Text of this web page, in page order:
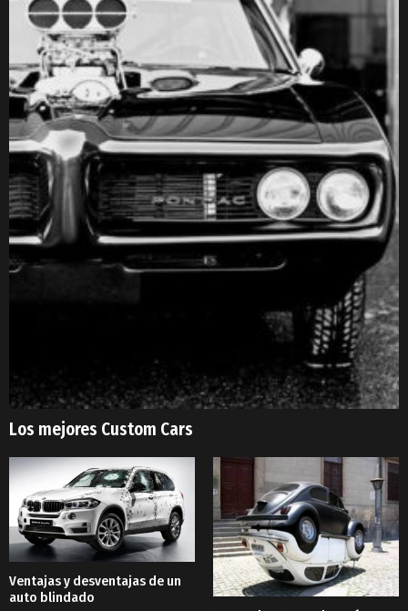
Los mejores Custom Cars
Ventajas y desventajas de un
auto blindado